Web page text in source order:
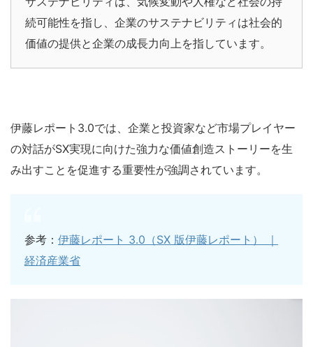
続可能性を指し、企業のサステナビリティは社会的
価値の提供と企業の成長力向上を指しています。
伊藤レポート3.0では、企業と投資家など市場プレイヤー
の対話がSX実現に向けた強力な価値創造ストーリーを生
み出すことを促進する重要性が強調されています。
参考： 伊藤レポート 3.0（SX 版伊藤レポート） ｜
経済産業省